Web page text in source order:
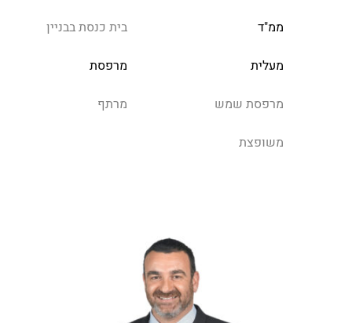
ממ"ד בית כנסת בבניין
מעלית מרפסת
מרפסת שמש מרתף
משופצת